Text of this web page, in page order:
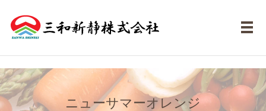
メ
ニューサマーオレンジ